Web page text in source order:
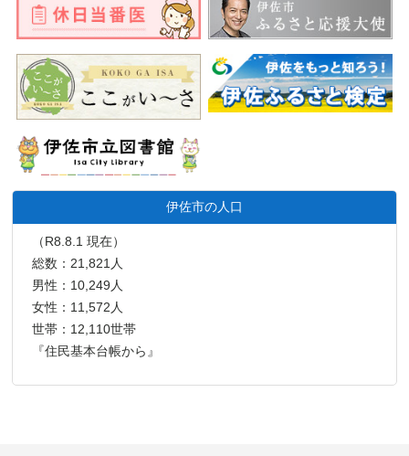
伊佐市の人口
（R8.8.1 現在）
総数：21,821人
男性：10,249人
女性：11,572人
世帯：12,110世帯
『住民基本台帳から』